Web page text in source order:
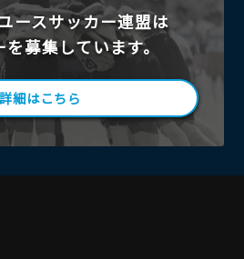
ースサッカー連盟は
募集しています。
詳細はこちら